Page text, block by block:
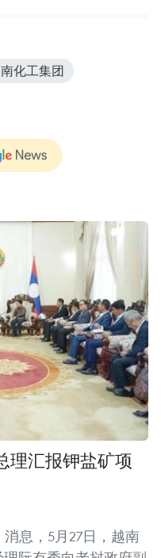
化工集团
理汇报钾盐矿项
息，5月27日，越南